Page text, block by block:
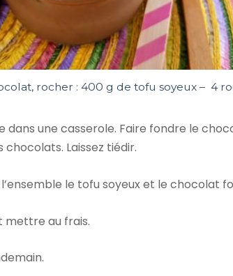
rocher : 400 g de tofu soyeux – 4
une casserole. Faire fondre le
Laissez tiédir.
le tofu soyeux et le chocolat
mettre au frais.